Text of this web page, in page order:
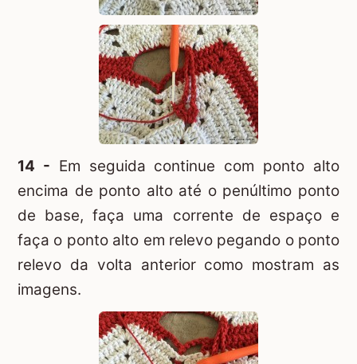
14 - Em seguida continue com ponto alto
encima de ponto alto até o penúltimo ponto
de base, faça uma corrente de espaço e
faça o ponto alto em relevo pegando o ponto
relevo da volta anterior como mostram as
imagens.